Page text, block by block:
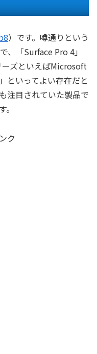
）です。噂通りという
、「Surface Pro 4」
ズといえばMicrosoft
といってよい存在だと
注目されていた製品で
ク